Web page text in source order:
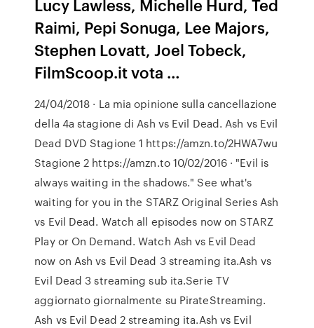
Lucy Lawless, Michelle Hurd, Ted
Raimi, Pepi Sonuga, Lee Majors,
Stephen Lovatt, Joel Tobeck,
FilmScoop.it vota …
24/04/2018 · La mia opinione sulla cancellazione
della 4a stagione di Ash vs Evil Dead. Ash vs Evil
Dead DVD Stagione 1 https://amzn.to/2HWA7wu
Stagione 2 https://amzn.to 10/02/2016 · "Evil is
always waiting in the shadows." See what's
waiting for you in the STARZ Original Series Ash
vs Evil Dead. Watch all episodes now on STARZ
Play or On Demand. Watch Ash vs Evil Dead
now on Ash vs Evil Dead 3 streaming ita.Ash vs
Evil Dead 3 streaming sub ita.Serie TV
aggiornato giornalmente su PirateStreaming.
Ash vs Evil Dead 2 streaming ita.Ash vs Evil